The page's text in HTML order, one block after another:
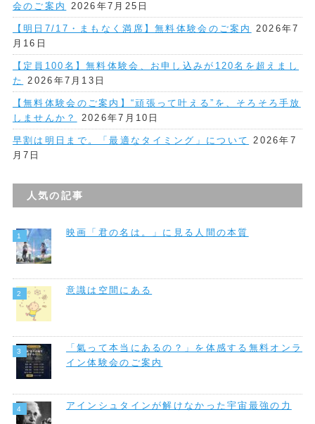
会のご案内
2026年7月25日
【明日7/17・まもなく満席】無料体験会のご案内
2026年7
月16日
【定員100名】無料体験会、お申し込みが120名を超えまし
た
2026年7月13日
【無料体験会のご案内】“頑張って叶える”を、そろそろ手放
しませんか？
2026年7月10日
早割は明日まで。「最適なタイミング」について
2026年7
月7日
人気の記事
映画「君の名は。」に見る人間の本質
意識は空間にある
「氣って本当にあるの？」を体感する無料オンラ
イン体験会のご案内
アインシュタインが解けなかった宇宙最強の力